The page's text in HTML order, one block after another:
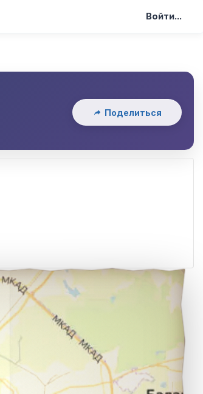
Войти...
Поделиться
Нижний Новгород.